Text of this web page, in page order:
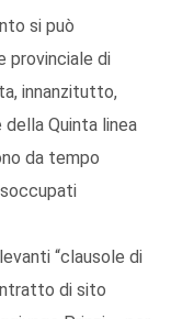
si può
provinciale di
innanzitutto,
della Quinta linea
da tempo
“clausole di
di sito